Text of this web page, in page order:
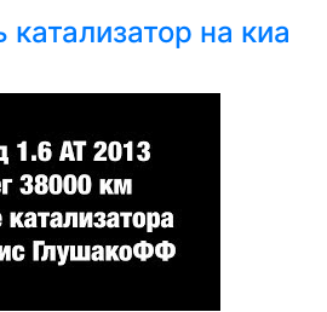
катализатор на киа